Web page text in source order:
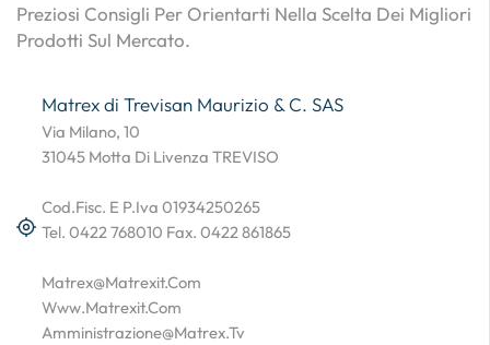
Preziosi Consigli Per Orientarti Nella Scelta Dei Migliori
Prodotti Sul Mercato.
Matrex di Trevisan Maurizio & C. SAS
Via Milano, 10
31045 Motta Di Livenza TREVISO
Cod.Fisc. E P.Iva 01934250265
Tel. 0422 768010 Fax. 0422 861865
Matrex@matrexit.com
Www.matrexit.com
Amministrazione@matrex.tv